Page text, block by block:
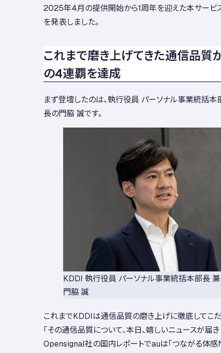
2025年4月の提供開始から1周年を迎えた本サービ
を発表しました。
これまで磨き上げてきた通信品質
の4連覇を達成
まず登壇したのは、執行役員 パーソナル事業統括
長の門脇 誠です。
KDDI 執行役員 パーソナル事業統括本部長
門脇 誠
これまでKDDIは通信品質の磨き上げに徹底してこ
「その通信品質について、本日、嬉しいニュースが届き
Opensignal社の国内レポートでauは「つながる体感